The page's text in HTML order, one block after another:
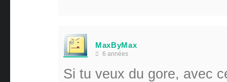
MaxByMax
6 années
Si tu veux du gore, avec